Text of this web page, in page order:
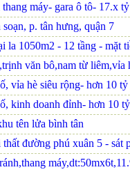
máy- gara ô tô- 17.x tỷ
p. tân hưng, quận 7
la 1050m2 - 12 tầng - mặt
văn bô,nam từ liêm,vỉa
vỉa hè siêu rộng- hơn 10 tỷ
kinh doanh đỉnh- hơn 10 tỷ
tên lửa bình tân
đường phú xuân 5 - sát